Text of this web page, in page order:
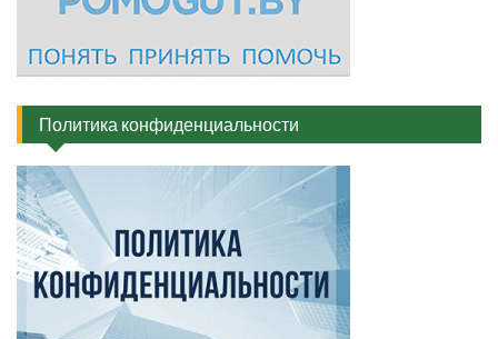
Политика конфиденциальности